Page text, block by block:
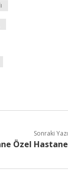
Sonraki Yazı
Özel Hastane